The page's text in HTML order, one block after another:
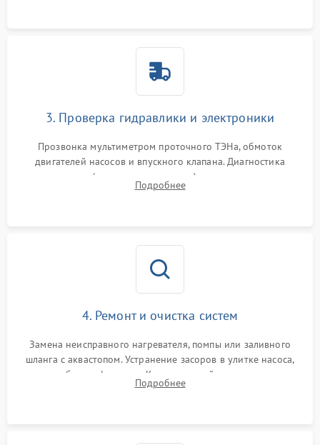
3. Проверка гидравлики и электроники
Прозвонка мультиметром проточного ТЭНа, обмоток
двигателей насосов и впускного клапана. Диагностика
прессостата (датчика уровня воды), датчика мутности,
концевика дверцы и электронного модуля управления.
Подробнее
4. Ремонт и очистка систем
Замена неисправного нагревателя, помпы или заливного
шланга с аквастопом. Устранение засоров в улитке насоса,
патрубках и фильтрах. Компонентный ремонт платы
управления, восстановление поврежденной проводки.
Подробнее